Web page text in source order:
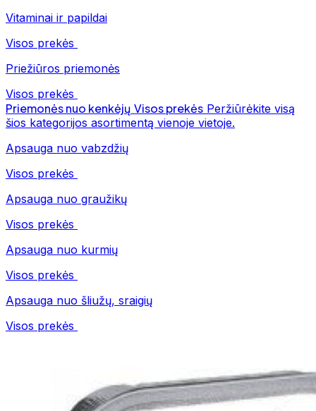
Vitaminai ir papildai
Visos prekės
Priežiūros priemonės
Visos prekės
Priemonės nuo kenkėjų Visos prekės Peržiūrėkite visą
šios kategorijos asortimentą vienoje vietoje.
Apsauga nuo vabzdžių
Visos prekės
Apsauga nuo graužikų
Visos prekės
Apsauga nuo kurmių
Visos prekės
Apsauga nuo šliužų, sraigių
Visos prekės